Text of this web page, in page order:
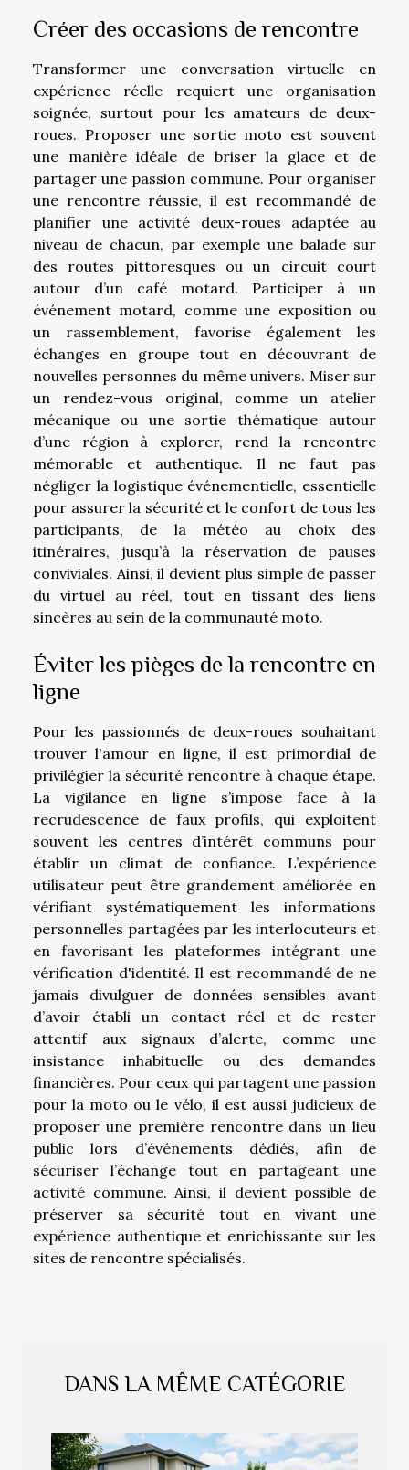
Créer des occasions de rencontre
Transformer une conversation virtuelle en
expérience réelle requiert une organisation
soignée, surtout pour les amateurs de deux-
roues. Proposer une sortie moto est souvent
une manière idéale de briser la glace et de
partager une passion commune. Pour organiser
une rencontre réussie, il est recommandé de
planifier une activité deux-roues adaptée au
niveau de chacun, par exemple une balade sur
des routes pittoresques ou un circuit court
autour d’un café motard. Participer à un
événement motard, comme une exposition ou
un rassemblement, favorise également les
échanges en groupe tout en découvrant de
nouvelles personnes du même univers. Miser sur
un rendez-vous original, comme un atelier
mécanique ou une sortie thématique autour
d’une région à explorer, rend la rencontre
mémorable et authentique. Il ne faut pas
négliger la logistique événementielle, essentielle
pour assurer la sécurité et le confort de tous les
participants, de la météo au choix des
itinéraires, jusqu’à la réservation de pauses
conviviales. Ainsi, il devient plus simple de passer
du virtuel au réel, tout en tissant des liens
sincères au sein de la communauté moto.
Éviter les pièges de la rencontre en
ligne
Pour les passionnés de deux-roues souhaitant
trouver l'amour en ligne, il est primordial de
privilégier la sécurité rencontre à chaque étape.
La vigilance en ligne s’impose face à la
recrudescence de faux profils, qui exploitent
souvent les centres d’intérêt communs pour
établir un climat de confiance. L’expérience
utilisateur peut être grandement améliorée en
vérifiant systématiquement les informations
personnelles partagées par les interlocuteurs et
en favorisant les plateformes intégrant une
vérification d'identité. Il est recommandé de ne
jamais divulguer de données sensibles avant
d’avoir établi un contact réel et de rester
attentif aux signaux d’alerte, comme une
insistance inhabituelle ou des demandes
financières. Pour ceux qui partagent une passion
pour la moto ou le vélo, il est aussi judicieux de
proposer une première rencontre dans un lieu
public lors d’événements dédiés, afin de
sécuriser l’échange tout en partageant une
activité commune. Ainsi, il devient possible de
préserver sa sécurité tout en vivant une
expérience authentique et enrichissante sur les
sites de rencontre spécialisés.
DANS LA MÊME CATÉGORIE